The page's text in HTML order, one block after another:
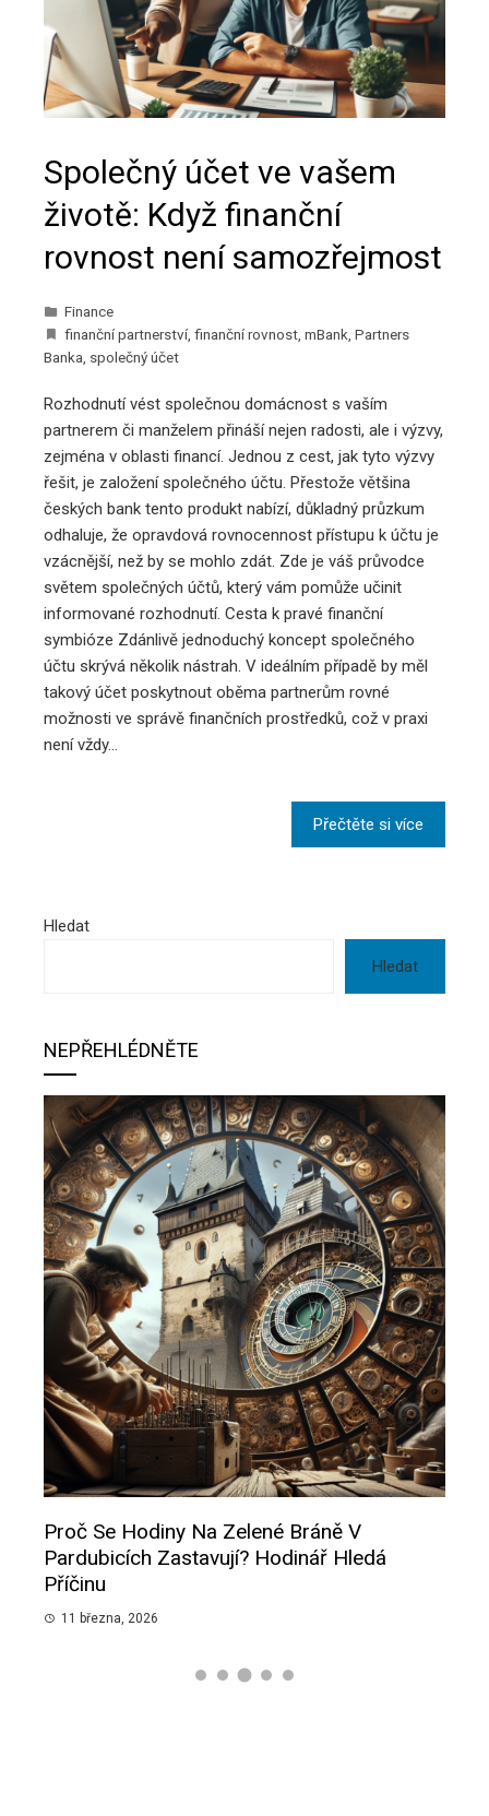
Společný účet ve vašem
životě: Když finanční
rovnost není samozřejmost
Finance
finanční partnerství, finanční rovnost, mBank, Partners
Banka, společný účet
Rozhodnutí vést společnou domácnost s vaším
partnerem či manželem přináší nejen radosti, ale i výzvy,
zejména v oblasti financí. Jednou z cest, jak tyto výzvy
řešit, je založení společného účtu. Přestože většina
českých bank tento produkt nabízí, důkladný průzkum
odhaluje, že opravdová rovnocennost přístupu k účtu je
vzácnější, než by se mohlo zdát. Zde je váš průvodce
světem společných účtů, který vám pomůže učinit
informované rozhodnutí. Cesta k pravé finanční
symbióze Zdánlivě jednoduchý koncept společného
účtu skrývá několik nástrah. V ideálním případě by měl
takový účet poskytnout oběma partnerům rovné
možnosti ve správě finančních prostředků, což v praxi
není vždy…
Přečtěte si více
Hledat
Hledat
NEPŘEHLÉDNĚTE
Proč Se Hodiny Na Zelené Bráně V
Pardubicích Zastavují? Hodinář Hledá
Příčinu
11 března, 2026